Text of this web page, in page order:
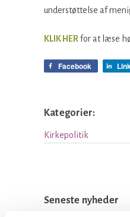
understøttelse af
KLIK HER for at læse
Facebook
Kategorier:
Kirkepolitik
Seneste nyheder